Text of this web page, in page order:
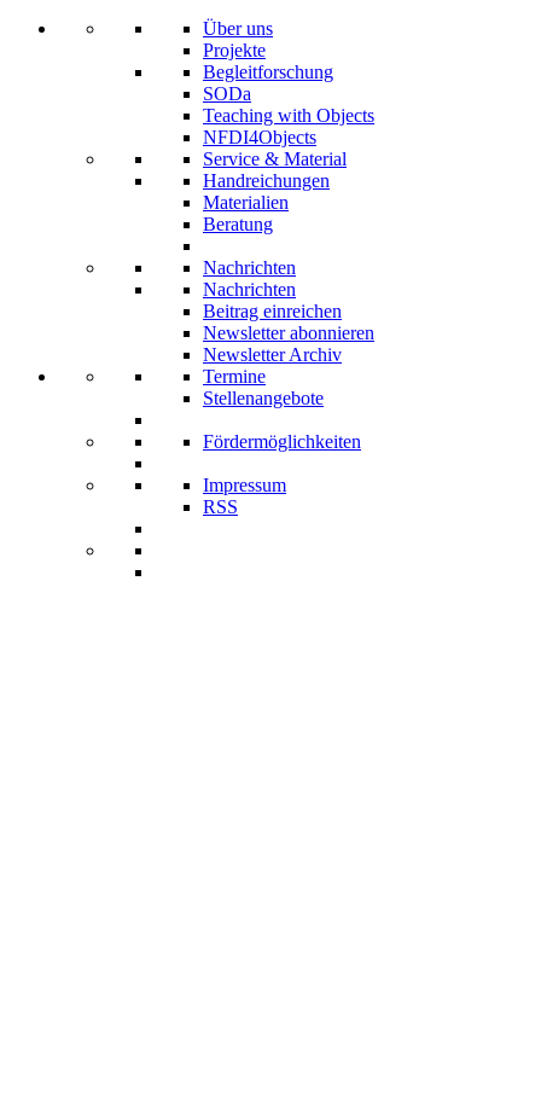
Über uns
Projekte
Begleitforschung
SODa
Teaching with Objects
NFDI4Objects
Service & Material
Handreichungen
Materialien
Beratung
Nachrichten
Nachrichten
Beitrag einreichen
Newsletter abonnieren
Newsletter Archiv
Termine
Stellenangebote
Fördermöglichkeiten
Impressum
RSS